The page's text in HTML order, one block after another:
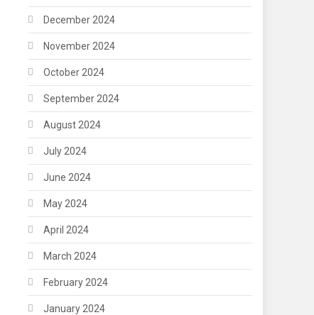
December 2024
November 2024
October 2024
September 2024
August 2024
July 2024
June 2024
May 2024
April 2024
March 2024
February 2024
January 2024